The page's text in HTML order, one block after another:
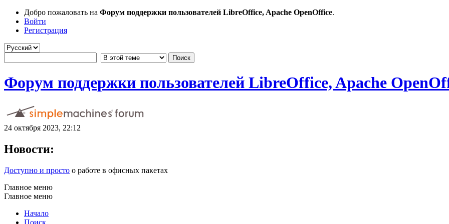
Добро пожаловать на Форум поддержки пользователей LibreOffice, Apache OpenOffice.
Войти
Регистрация
Форум поддержки пользователей LibreOffice, Apache
24 октября 2023, 22:12
Новости:
Доступно и просто о работе в офисных пакетах
Главное меню
Главное меню
Начало
Поиск